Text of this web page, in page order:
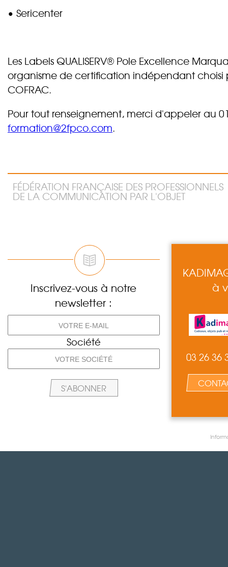
• Sericenter
Les Labels QUALISERV® Pole Excellence
organisme de certification indépendant choisi
COFRAC.
Pour tout renseignement, merci d'appeler au
formation@2fpco.com.
FÉDÉRATION FRANÇAISE DES PROFESSIONNELS
DE LA COMMUNICATION PAR L'OBJET
Inscrivez-vous à notre
newsletter :
Société
à
03 26 36